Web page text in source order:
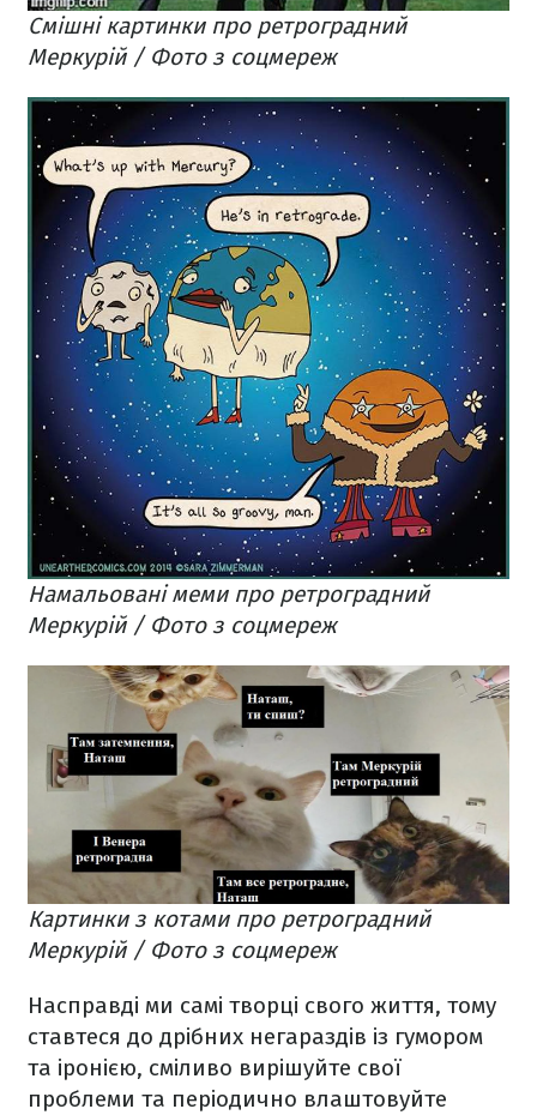
Смішні картинки про ретроградний
Меркурій / Фото з соцмереж
Намальовані меми про ретроградний
Меркурій / Фото з соцмереж
Картинки з котами про ретроградний
Меркурій / Фото з соцмереж
Насправді ми самі творці свого життя, тому
ставтеся до дрібних негараздів із гумором
та іронією, сміливо вирішуйте свої
проблеми та періодично влаштовуйте